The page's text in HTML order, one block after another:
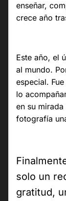
enseñar,
crece año
Este año, el
al mundo.
especial.
lo
en su
fotografía
solo un
gratitud,